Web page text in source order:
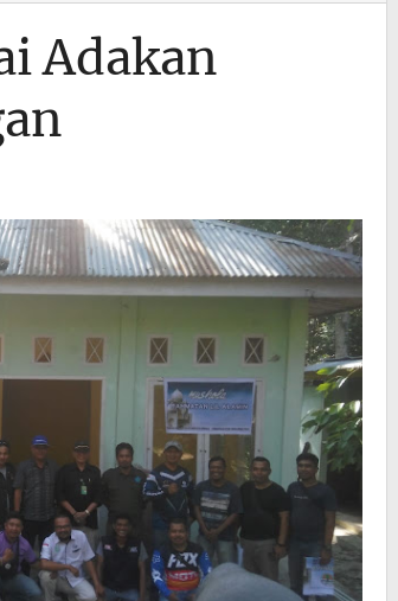
Adakan